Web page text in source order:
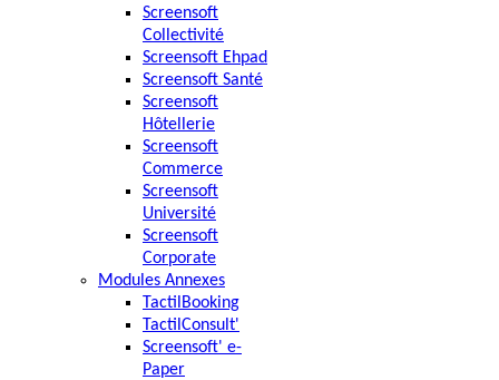
Screensoft
Collectivité
Screensoft Ehpad
Screensoft Santé
Screensoft
Hôtellerie
Screensoft
Commerce
Screensoft
Université
Screensoft
Corporate
Modules Annexes
TactilBooking
TactilConsult'
Screensoft' e-
Paper